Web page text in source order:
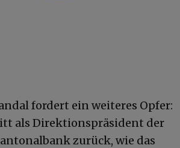
fordert ein weiteres Opfer:
als Direktionspräsident der
zurück, wie das